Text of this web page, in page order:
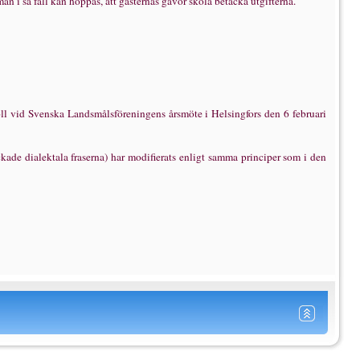
ll vid Svenska Landsmålsföreningens årsmöte i Helsingfors den 6 februari
dialektala fraserna) har modifierats enligt samma principer som i den